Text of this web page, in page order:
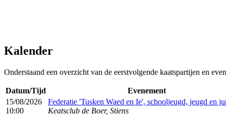
Kalender
Onderstaand een overzicht van de eerstvolgende kaatspartijen en
Datum/Tijd
Evenement
15/08/2026
10:00
Federatie 'Tusken Waed en Ie', schooljeugd, jeugd en
Keatsclub de Boer, Stiens